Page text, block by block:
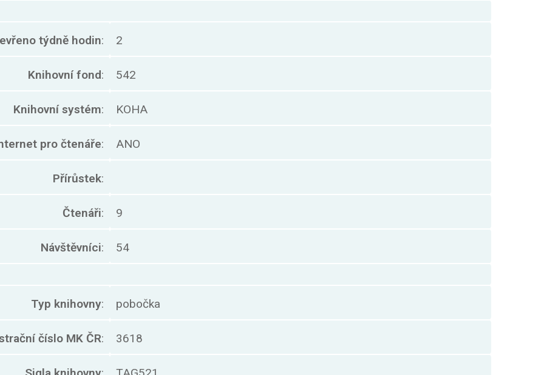
týdně hodin: 2
Knihovní fond: 542
Knihovní systém: KOHA
pro čtenáře: ANO
Přírůstek:
Čtenáři: 9
Návštěvníci: 54
Typ knihovny: pobočka
číslo MK ČR: 3618